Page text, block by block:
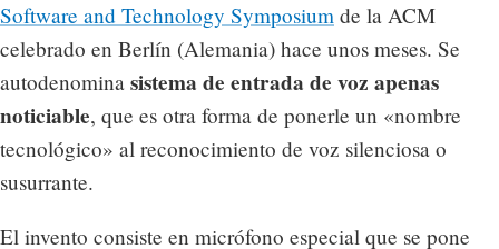
Software and Technology Symposium de la ACM
celebrado en Berlín (Alemania) hace unos meses. Se
autodenomina sistema de entrada de voz apenas
noticiable, que es otra forma de ponerle un «nombre
tecnológico» al reconocimiento de voz silenciosa o
susurrante.
El invento consiste en micrófono especial que se pone